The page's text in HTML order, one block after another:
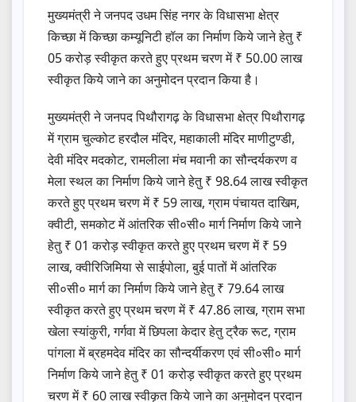
मुख्यमंत्री ने जनपद उधम सिंह नगर के विधासभा क्षेत्र
किच्छा में किच्छा कम्यूनिटी हॉल का निर्माण किये जाने हेतु ₹
05 करोड़ स्वीकृत करते हुए प्रथम चरण में ₹ 50.00 लाख
स्वीकृत किये जाने का अनुमोदन प्रदान किया है।
मुख्यमंत्री ने जनपद पिथौरागढ़ के विधासभा क्षेत्र पिथौरागढ़
में ग्राम चुल्कोट हरदौल मंदिर, महाकाली मंदिर माणीटुण्डी,
देवी मंदिर मदकोट, रामलीला मंच मवानी का सौन्दर्यकरण व
मेला स्थल का निर्माण किये जाने हेतु ₹ 98.64 लाख स्वीकृत
करते हुए प्रथम चरण में ₹ 59 लाख, ग्राम पंचायत दाखिम,
क्वीटी, समकोट में आंतरिक सी०सी० मार्ग निर्माण किये जाने
हेतु ₹ 01 करोड़ स्वीकृत करते हुए प्रथम चरण में ₹ 59
लाख, क्वीरिजिमिया से साईपोला, बुई पातों में आंतरिक
सी०सी० मार्ग का निर्माण किये जाने हेतु ₹ 79.64 लाख
स्वीकृत करते हुए प्रथम चरण में ₹ 47.86 लाख, ग्राम सभा
खेला स्यांकुरी, गर्गवा में छिपला केदार हेतु ट्रैक रूट, ग्राम
पांगला में ब्रहमदेव मंदिर का सौन्दर्यीकरण एवं सी०सी० मार्ग
निर्माण किये जाने हेतु ₹ 01 करोड़ स्वीकृत करते हुए प्रथम
चरण में ₹ 60 लाख स्वीकृत किये जाने का अनुमोदन प्रदान